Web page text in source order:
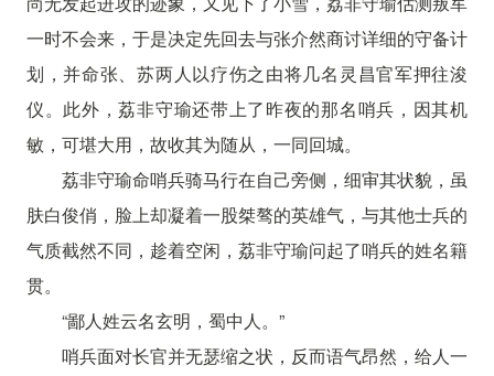
一时不会来，于是决定先回去与张介然商讨详细的守备计
划，并命张、苏两人以疗伤之由将几名灵昌官军押往浚
仪。此外，荔非守瑜还带上了昨夜的那名哨兵，因其机
敏，可堪大用，故收其为随从，一同回城。
荔非守瑜命哨兵骑马行在自己旁侧，细审其状貌，虽
肤白俊俏，脸上却凝着一股桀骜的英雄气，与其他士兵的
气质截然不同，趁着空闲，荔非守瑜问起了哨兵的姓名籍
贯。
“鄙人姓云名玄明，蜀中人。”
哨兵面对长官并无瑟缩之状，反而语气昂然，给人一